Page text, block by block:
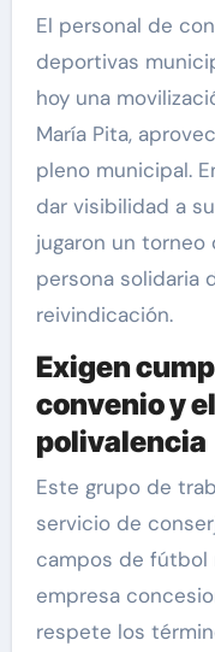
El personal de conserjería de las instalaciones
deportivas
hoy una
María Pita,
pleno municipal.
dar visibilidad a
jugaron un
persona solidaria
reivindicación.
Exigen
convenio y
polivalencia
Este grupo de
servicio de
campos de fútbol
empresa
respete los